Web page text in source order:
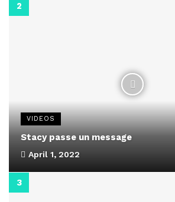
VIDEOS
Stacy passe un message
April 1, 2022